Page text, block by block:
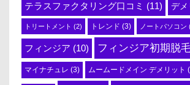
テラスファクタリング口コミ (11) デメ
トリートメント (2) トレンド (3) ノートパソコン
フィンジア (10) フィンジア初期脱
マイナチュレ (3) ムームードメイン デメリット